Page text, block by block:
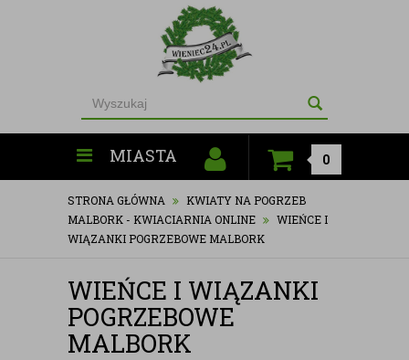
MIASTA 0
STRONA GŁÓWNA
KWIATY NA POGRZEB
MALBORK - KWIACIARNIA ONLINE
WIEŃCE I
WIĄZANKI POGRZEBOWE MALBORK
WIEŃCE I WIĄZANKI
POGRZEBOWE
MALBORK